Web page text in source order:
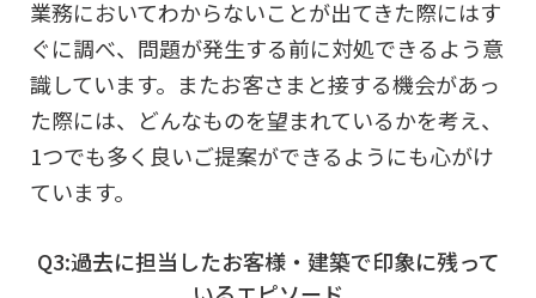
業務においてわからないことが出てきた際にはす
ぐに調べ、問題が発生する前に対処できるよう意
識しています。またお客さまと接する機会があっ
た際には、どんなものを望まれているかを考え、
1つでも多く良いご提案ができるようにも心がけ
ています。
Q3:過去に担当したお客様・建築で印象に残って